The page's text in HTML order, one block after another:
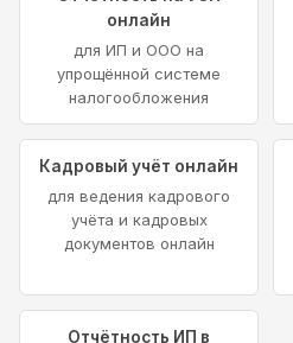
онлайн
для ИП и ООО на
упрощённой системе
налогообложения
Кадровый учёт онлайн
для ведения кадрового
учёта и кадровых
документов онлайн
Отчётность ИП в